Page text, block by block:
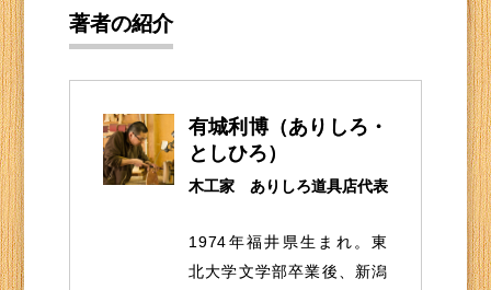
著者の紹介
有城利博（ありしろ・
としひろ）
木工家 ありしろ道具店代表
1974年福井県生まれ。東
北大学文学部卒業後、新潟